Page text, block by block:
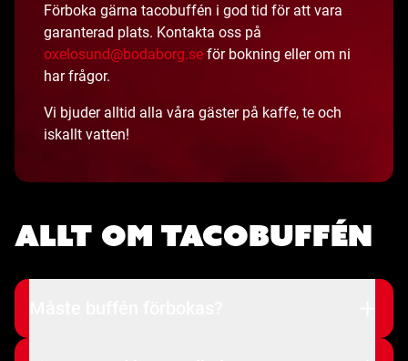
Förboka gärna tacobuffén i god tid för att vara
garanterad plats. Kontakta oss på
oxelosund@bodaborg.se för bokning eller om ni
har frågor.
Vi bjuder alltid alla våra gäster på kaffe, te och
iskallt vatten!
Allt om Tacobuffén